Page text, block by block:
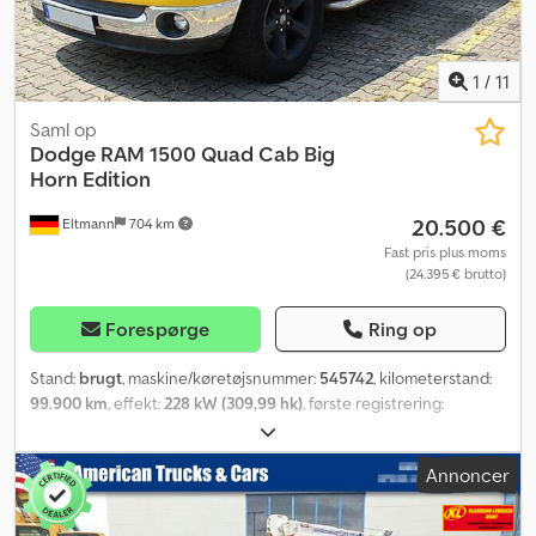
1 / 11
Eltmann 704 km
Saml op
Dodge RAM 1500 Quad Cab Big
Horn Edition
20.500 €
Fast pris plus moms
(24.395 € brutto)
Forespørge Ring op
Stand: brugt, maskine/køretøjsnummer: 545742, kilometerstand:
99.900 km, effekt:228 kW (309,99 hk), første registrering:
benzin, dækstørrelse:
akslekonfiguration:4x2, brændstof:benzin E10 91,
energieffektivitet:G, CO₂-udledning:
brændstofforbrug (bykørsel):16 l/100 km, brændstofforbrug
(uden for byen):
, brændstofforbrug (kombineret):14
Annoncer